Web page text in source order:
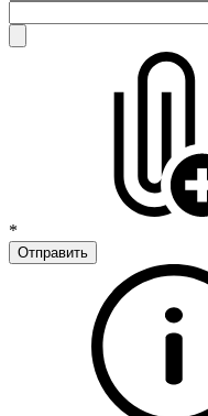
*
Отправить